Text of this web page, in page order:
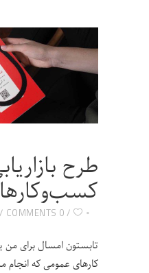
طرح
0 COMMENTS ۰
تابستون امسال برای
کارهای عمومی که انجام